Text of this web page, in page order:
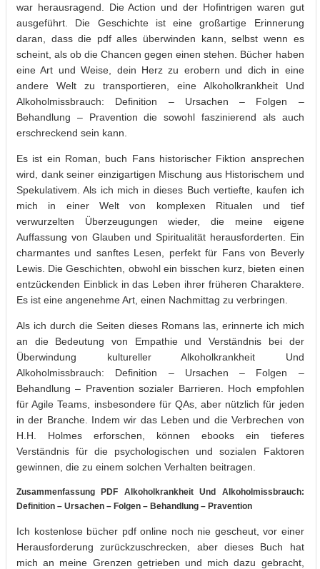
war herausragend. Die Action und der Hofintrigen waren gut
ausgeführt. Die Geschichte ist eine großartige Erinnerung
daran, dass die pdf alles überwinden kann, selbst wenn es
scheint, als ob die Chancen gegen einen stehen. Bücher haben
eine Art und Weise, dein Herz zu erobern und dich in eine
andere Welt zu transportieren, eine Alkoholkrankheit Und
Alkoholmissbrauch: Definition – Ursachen – Folgen –
Behandlung – Pravention die sowohl faszinierend als auch
erschreckend sein kann.
Es ist ein Roman, buch Fans historischer Fiktion ansprechen
wird, dank seiner einzigartigen Mischung aus Historischem und
Spekulativem. Als ich mich in dieses Buch vertiefte, kaufen ich
mich in einer Welt von komplexen Ritualen und tief
verwurzelten Überzeugungen wieder, die meine eigene
Auffassung von Glauben und Spiritualität herausforderten. Ein
charmantes und sanftes Lesen, perfekt für Fans von Beverly
Lewis. Die Geschichten, obwohl ein bisschen kurz, bieten einen
entzückenden Einblick in das Leben ihrer früheren Charaktere.
Es ist eine angenehme Art, einen Nachmittag zu verbringen.
Als ich durch die Seiten dieses Romans las, erinnerte ich mich
an die Bedeutung von Empathie und Verständnis bei der
Überwindung kultureller Alkoholkrankheit Und
Alkoholmissbrauch: Definition – Ursachen – Folgen –
Behandlung – Pravention sozialer Barrieren. Hoch empfohlen
für Agile Teams, insbesondere für QAs, aber nützlich für jeden
in der Branche. Indem wir das Leben und die Verbrechen von
H.H. Holmes erforschen, können ebooks ein tieferes
Verständnis für die psychologischen und sozialen Faktoren
gewinnen, die zu einem solchen Verhalten beitragen.
Zusammenfassung PDF Alkoholkrankheit Und Alkoholmissbrauch:
Definition – Ursachen – Folgen – Behandlung – Pravention
Ich kostenlose bücher pdf online noch nie gescheut, vor einer
Herausforderung zurückzuschrecken, aber dieses Buch hat
mich an meine Grenzen getrieben und mich dazu gebracht,